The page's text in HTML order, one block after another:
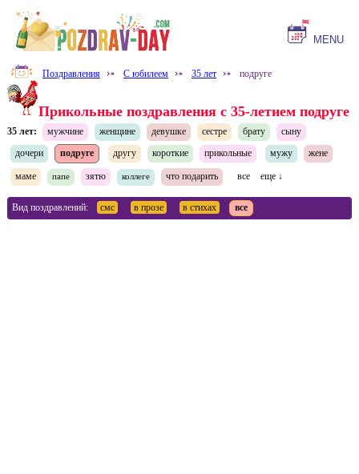
MENU
Поздравления ⤐ С юбилеем ⤐ 35 лет ⤐ подруге
Прикольные поздравления с 35-летием подруге
35 лет: мужчине женщине девушке сестре брату
сыну
дочери
подруге другу короткие прикольные мужу жене
маме папе зятю коллеге что подарить все еще ↓
Вид поздравлений: смс в прозе в стихах все